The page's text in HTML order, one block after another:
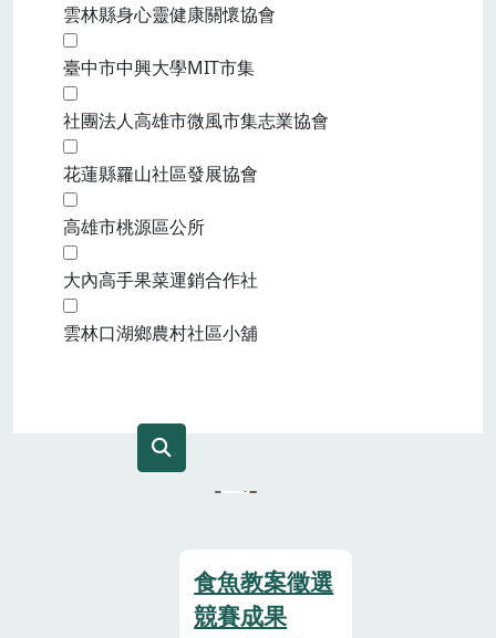
雲林縣身心靈健康關懷協會
臺中市中興大學MIT市集
社團法人高雄市微風市集志業協會
花蓮縣羅山社區發展協會
高雄市桃源區公所
大內高手果菜運銷合作社
雲林口湖鄉農村社區小舖
食魚教案徵選
競賽成果